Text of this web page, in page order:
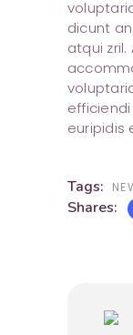
dicunt
atqui
euripidis
Tags:
Shares: